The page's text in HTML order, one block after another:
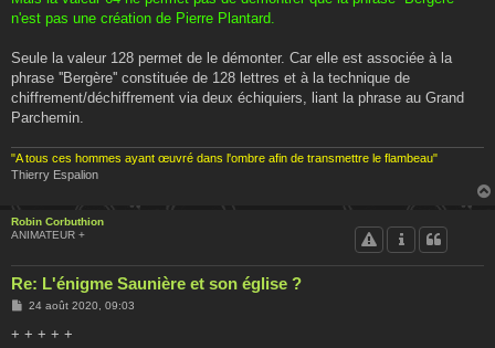
n'est pas une création de Pierre Plantard.
Seule la valeur 128 permet de le démonter. Car elle est associée à la
phrase ''Bergère'' constituée de 128 lettres et à la technique de
chiffrement/déchiffrement via deux échiquiers, liant la phrase au Grand
Parchemin.
"A tous ces hommes ayant œuvré dans l'ombre afin de transmettre le flambeau"
Thierry Espalion
Robin Corbuthion
ANIMATEUR +
Re: L'énigme Saunière et son église ?
M
s
24 août 2020, 09:03
+ + + + +